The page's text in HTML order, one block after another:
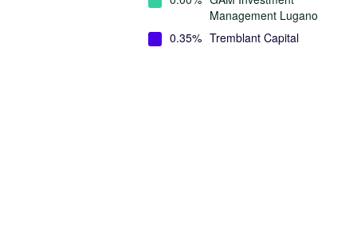
Management Lugano
0.35% Tremblant Capital